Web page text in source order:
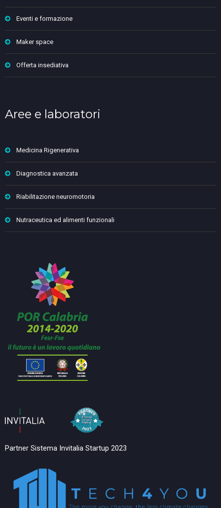
Eventi e formazione
Maker space
Offerta insediativa
Aree e laboratori
Medicina Rigenerativa
Diagnostica avanzata
Riabilitazione neuromotoria
Nutraceutica ed alimenti funzionali
Partner Sistema Invitalia Startup 2023